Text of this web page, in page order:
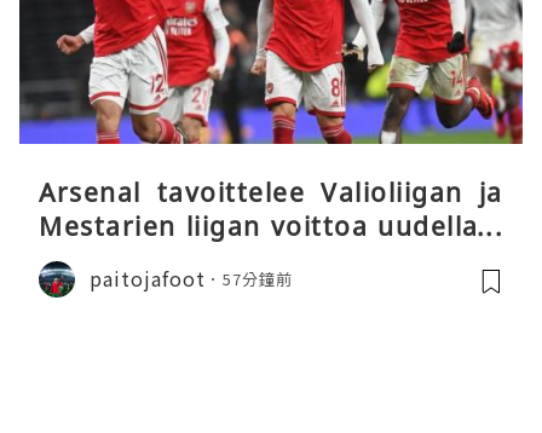
Arsenal tavoittelee Valioliigan ja
Mestarien liigan voittoa uudella k
audella
paitojafoot 57分鐘前